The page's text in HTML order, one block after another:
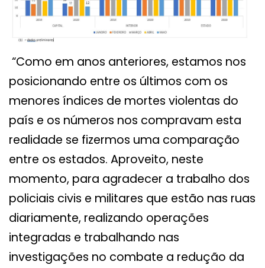
“Como em anos anteriores, estamos nos
posicionando entre os últimos com os
menores índices de mortes violentas do
país e os números nos compravam esta
realidade se fizermos uma comparação
entre os estados. Aproveito, neste
momento, para agradecer a trabalho dos
policiais civis e militares que estão nas ruas
diariamente, realizando operações
integradas e trabalhando nas
investigações no combate a redução da